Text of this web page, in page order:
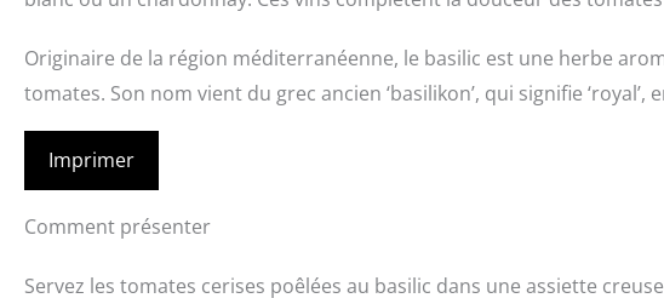
Originaire de la région méditerranéenne, le basilic est une herbe
tomates. Son nom vient du grec ancien ‘basilikon’, qui signifie
Imprimer
Comment présenter
Servez les tomates cerises poêlées au basilic dans une assiette